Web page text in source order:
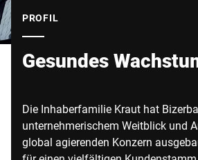
PROFIL
Gesundes
Die Inhaberfamilie Kraut hat
unternehmerischem Weitblick und
global agierenden Konzern